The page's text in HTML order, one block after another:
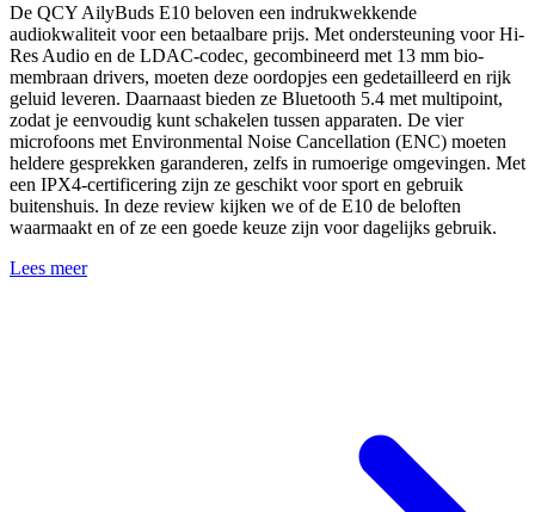
De QCY AilyBuds E10 beloven een indrukwekkende
audiokwaliteit voor een betaalbare prijs. Met ondersteuning voor Hi-
Res Audio en de LDAC-codec, gecombineerd met 13 mm bio-
membraan drivers, moeten deze oordopjes een gedetailleerd en rijk
geluid leveren. Daarnaast bieden ze Bluetooth 5.4 met multipoint,
zodat je eenvoudig kunt schakelen tussen apparaten. De vier
microfoons met Environmental Noise Cancellation (ENC) moeten
heldere gesprekken garanderen, zelfs in rumoerige omgevingen. Met
een IPX4-certificering zijn ze geschikt voor sport en gebruik
buitenshuis. In deze review kijken we of de E10 de beloften
waarmaakt en of ze een goede keuze zijn voor dagelijks gebruik.
Lees meer